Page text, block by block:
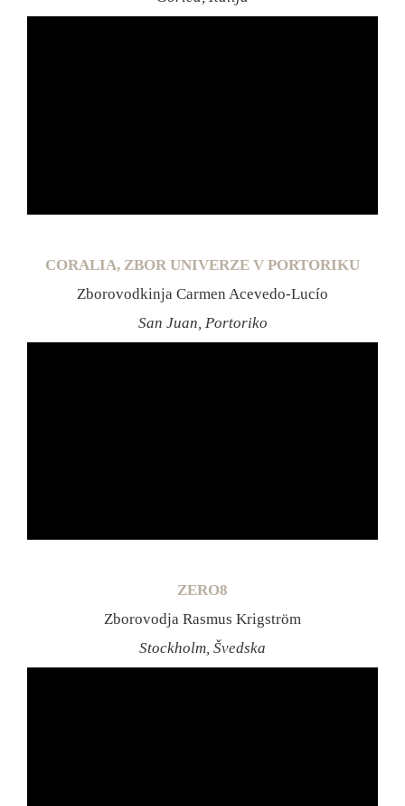
CORALIA, ZBOR UNIVERZE V PORTORIKU
Zborovodkinja Carmen Acevedo-Lucío
San Juan, Portoriko
ZERO8
Zborovodja Rasmus Krigström
Stockholm, Švedska